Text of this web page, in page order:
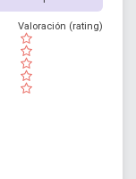
( )
( )
( )
( )
( )
Valoración (rating)